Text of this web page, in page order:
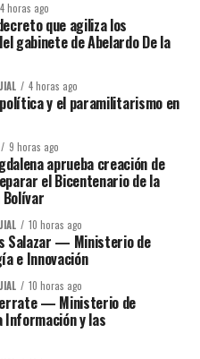
4 horas ago
que agiliza los
gabinete de Abelardo De la
4 horas ago
y el paramilitarismo en
9 horas ago
aprueba creación de
el Bicentenario de la
10 horas ago
Salazar — Ministerio de
e Innovación
10 horas ago
— Ministerio de
Información y las